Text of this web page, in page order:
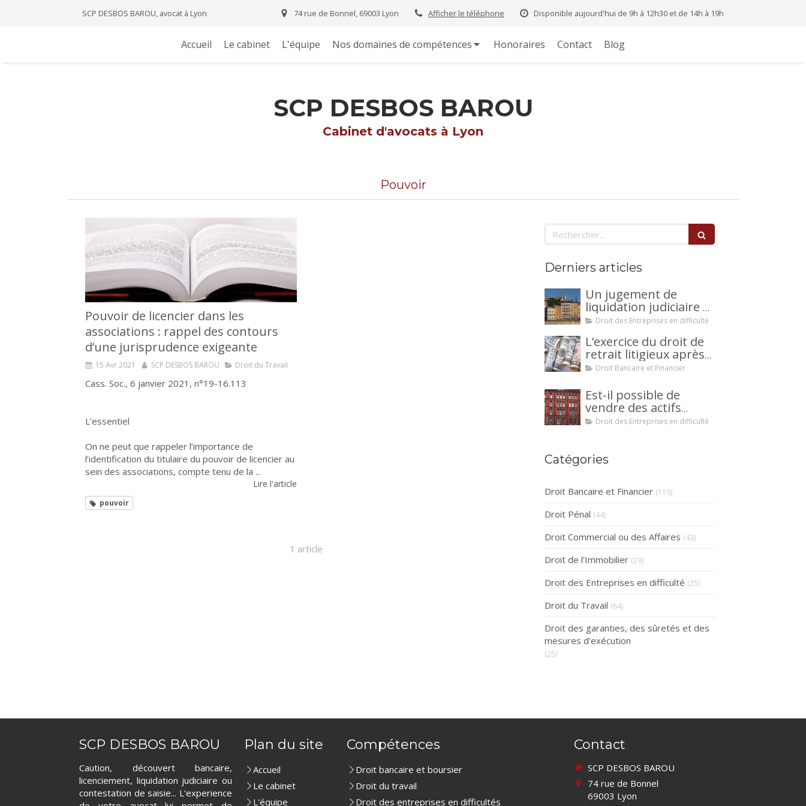
SCP DESBOS BAROU, avocat à Lyon Disponible aujourd'hui de 9h à 12h30 et de 14h à 19h
Afficher le téléphone
74 rue de Bonnel, 69003 Lyon
Accueil Le cabinet L'équipe Nos domaines de compétences Honoraires Contact Blog
SCP DESBOS BAROU
Cabinet d'avocats à Lyon
Pouvoir
Pouvoir de licencier dans les
associations : rappel des contours
d’une jurisprudence exigeante
15 Avr 2021 SCP DESBOS BAROU Droit du Travail
Cass. Soc., 6 janvier 2021, n°19-16.113
L’essentiel
On ne peut que rappeler l’importance de
l’identification du titulaire du pouvoir de licencier au
sein des associations, compte tenu de la ...
Lire l'article
pouvoir
1 article
Rechercher
Derniers articles
Un jugement de
liquidation judiciaire a
été prononcée à votre
interjeter appel ?
Droit des Entreprises en difficulté
L’exercice du droit de
retrait litigieux après
une cession de
mécanisme
avantageux pour le
débiteur ou la caution.
Droit Bancaire et Financier
Est-il possible de
vendre des actifs
durant la période
judiciaire ?
Droit des Entreprises en difficulté
Catégories
Droit Bancaire et Financier (119)
Droit Pénal (44)
Droit Commercial ou des Affaires (43)
Droit de l'Immobilier (29)
Droit des Entreprises en difficulté (25)
Droit du Travail (64)
Droit des garanties, des sûretés et des
mesures d'exécution
(25)
SCP DESBOS BAROU
Caution, découvert bancaire,
licenciement, liquidation judiciaire ou
contestation de saisie... L'experience
Plan du site
Accueil
Le cabinet
L'équipe
Compétences
Droit bancaire et boursier
Droit du travail
Droit des entreprises en difficultés
Contact
SCP DESBOS BAROU
74 rue de Bonnel
69003 Lyon